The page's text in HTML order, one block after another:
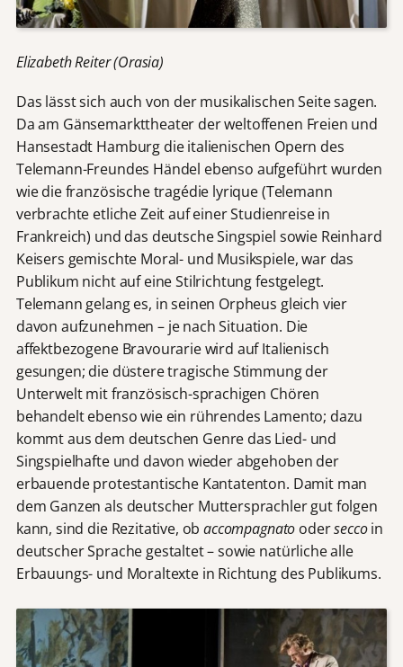
Elizabeth Reiter (Orasia)
Das lässt sich auch von der musikalischen Seite sagen.
Da am Gänsemarkttheater der weltoffenen Freien und
Hansestadt Hamburg die italienischen Opern des
Telemann-Freundes Händel ebenso aufgeführt wurden
wie die französische tragédie lyrique (Telemann
verbrachte etliche Zeit auf einer Studienreise in
Frankreich) und das deutsche Singspiel sowie Reinhard
Keisers gemischte Moral- und Musikspiele, war das
Publikum nicht auf eine Stilrichtung festgelegt.
Telemann gelang es, in seinen Orpheus gleich vier
davon aufzunehmen – je nach Situation. Die
affektbezogene Bravourarie wird auf Italienisch
gesungen; die düstere tragische Stimmung der
Unterwelt mit französisch-sprachigen Chören
behandelt ebenso wie ein rührendes Lamento; dazu
kommt aus dem deutschen Genre das Lied- und
Singspielhafte und davon wieder abgehoben der
erbauende protestantische Kantatenton. Damit man
dem Ganzen als deutscher Muttersprachler gut folgen
kann, sind die Rezitative, obaccompagnato oderseccoin
deutscher Sprache gestaltet – sowie natürliche alle
Erbauungs- und Moraltexte in Richtung des Publikums.